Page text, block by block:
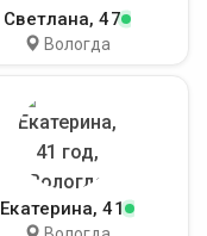
Светлана, 47
Вологда
Екатерина, 41